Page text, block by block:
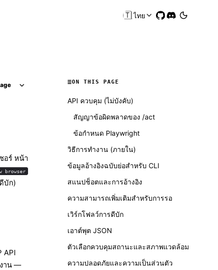
🇹🇭ไทย
อร์ หน้า
browser
บัก)
API
าน —
ON THIS PAGE
API ควบคุม (ไม่บังคับ)
สัญญาข้อผิดพลาดของ /act
ข้อกำหนด Playwright
วิธีการทำงาน (ภายใน)
ข้อมูลอ้างอิงฉบับย่อสำหรับ CLI
สแนปช็อตและการอ้างอิง
ความสามารถเพิ่มเติมสำหรับการรอ
เวิร์กโฟลว์การดีบัก
เอาต์พุต JSON
ตัวเลือกควบคุมสถานะและสภาพแวดล้อม
ความปลอดภัยและความเป็นส่วนตัว